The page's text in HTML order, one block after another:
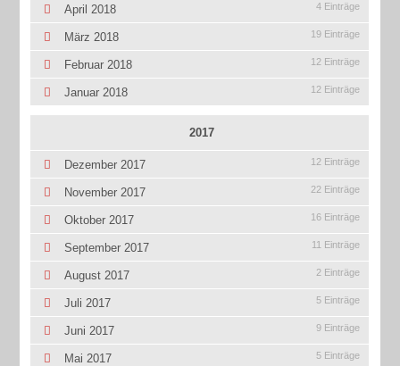
April 2018 4 Einträge
März 2018 19 Einträge
Februar 2018 12 Einträge
Januar 2018 12 Einträge
2017
Dezember 2017 12 Einträge
November 2017 22 Einträge
Oktober 2017 16 Einträge
September 2017 11 Einträge
August 2017 2 Einträge
Juli 2017 5 Einträge
Juni 2017 9 Einträge
Mai 2017 5 Einträge